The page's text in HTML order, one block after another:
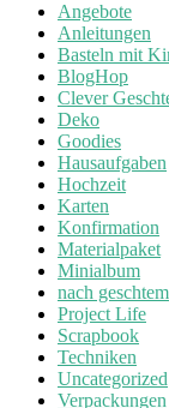
Angebote
Anleitungen
Basteln mit
BlogHop
Clever
Deko
Goodies
Hausaufgaben
Hochzeit
Karten
Konfirmation
Materialpaket
Minialbum
nach
Project Life
Scrapbook
Techniken
Uncategorized
Verpackungen